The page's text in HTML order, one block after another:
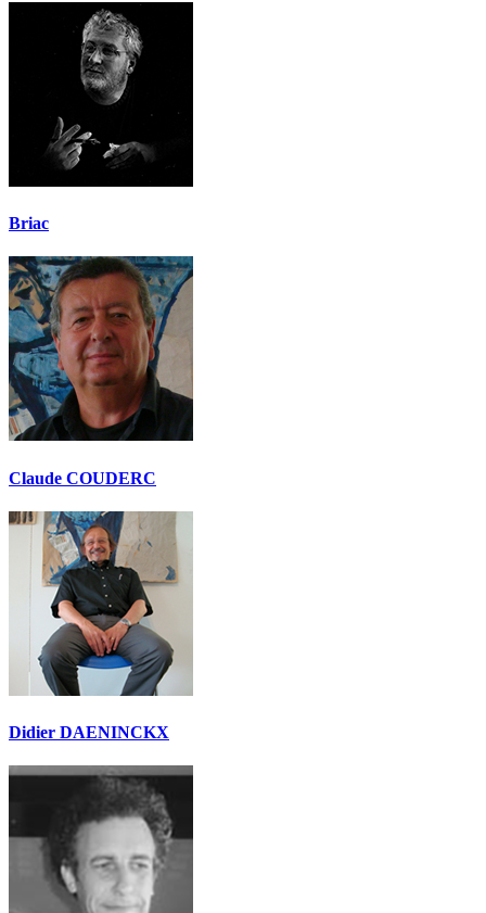
Briac
Claude COUDERC
Didier DAENINCKX